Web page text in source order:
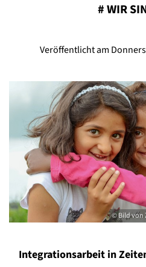
#WIR
Veröffentlicht am
© Bild von
Integrationsarbeit in